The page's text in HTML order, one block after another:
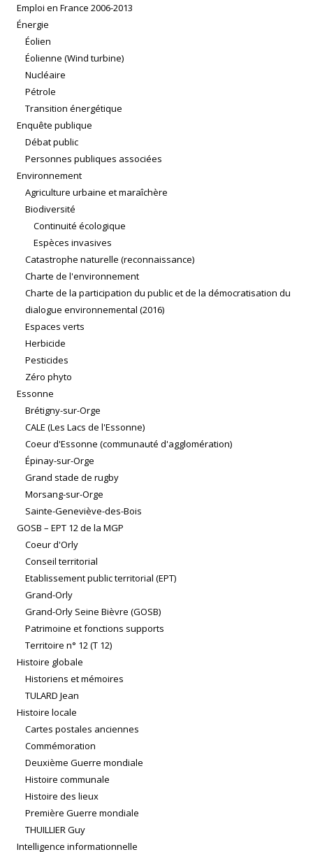
Emploi en France 2006-2013
Énergie
Éolien
Éolienne (Wind turbine)
Nucléaire
Pétrole
Transition énergétique
Enquête publique
Débat public
Personnes publiques associées
Environnement
Agriculture urbaine et maraîchère
Biodiversité
Continuité écologique
Espèces invasives
Catastrophe naturelle (reconnaissance)
Charte de l'environnement
Charte de la participation du public et de la démocratisation du
dialogue environnemental (2016)
Espaces verts
Herbicide
Pesticides
Zéro phyto
Essonne
Brétigny-sur-Orge
CALE (Les Lacs de l'Essonne)
Coeur d'Essonne (communauté d'agglomération)
Épinay-sur-Orge
Grand stade de rugby
Morsang-sur-Orge
Sainte-Geneviève-des-Bois
GOSB – EPT 12 de la MGP
Coeur d'Orly
Conseil territorial
Etablissement public territorial (EPT)
Grand-Orly
Grand-Orly Seine Bièvre (GOSB)
Patrimoine et fonctions supports
Territoire n° 12 (T 12)
Histoire globale
Historiens et mémoires
TULARD Jean
Histoire locale
Cartes postales anciennes
Commémoration
Deuxième Guerre mondiale
Histoire communale
Histoire des lieux
Première Guerre mondiale
THUILLIER Guy
Intelligence informationnelle